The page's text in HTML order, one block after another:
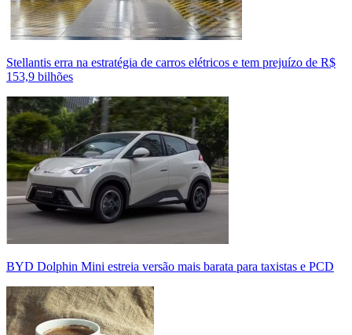
Stellantis erra na estratégia de carros elétricos e tem prejuízo de R$
153,9 bilhões
BYD Dolphin Mini estreia versão mais barata para taxistas e PCD